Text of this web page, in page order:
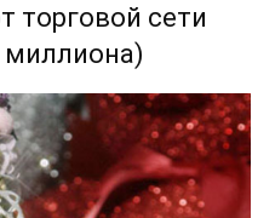
торговой сети
миллиона)